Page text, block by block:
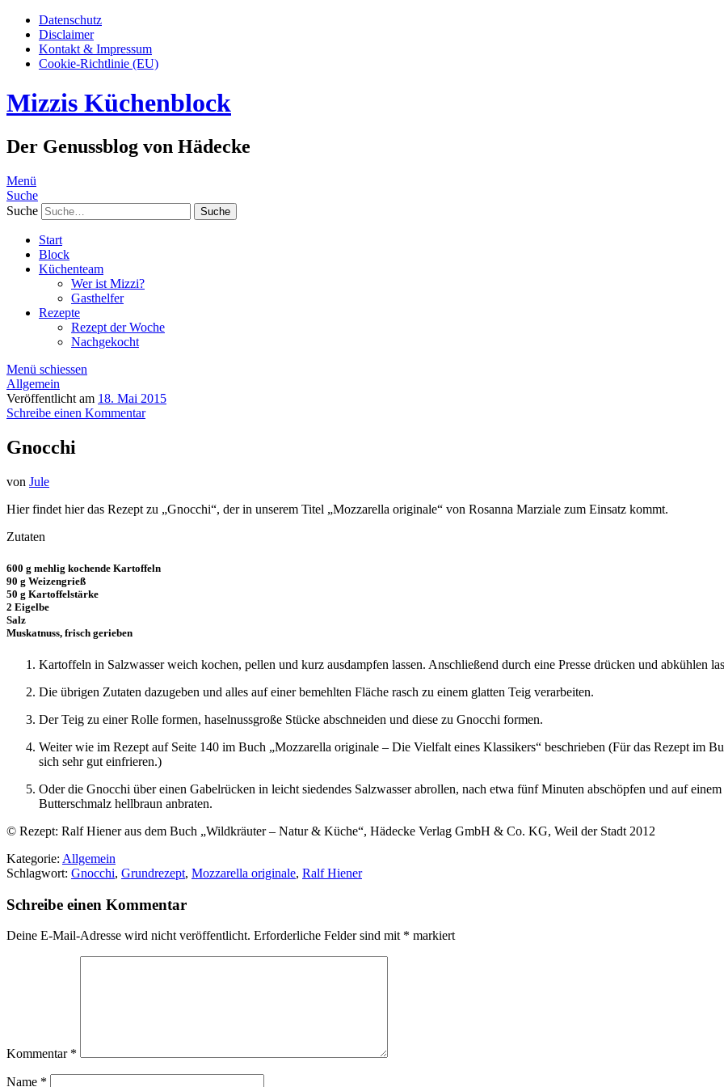
Datenschutz
Disclaimer
Kontakt & Impressum
Cookie-Richtlinie (EU)
Mizzis Küchenblock
Der Genussblog von Hädecke
Menü
Suche
Suche
Start
Block
Küchenteam
Wer ist Mizzi?
Gasthelfer
Rezepte
Rezept der Woche
Nachgekocht
Menü schiessen
Allgemein
Veröffentlicht am 18. Mai 2015
Schreibe einen Kommentar
Gnocchi
von Jule
Hier findet hier das Rezept zu „Gnocchi“, der in unserem Titel „Mozzarella originale“ von Rosanna Marziale zum Einsatz kommt.
Zutaten
600 g mehlig kochende Kartoffeln
90 g Weizengrieß
50 g Kartoffelstärke
2 Eigelbe
Salz
Muskatnuss, frisch gerieben
Kartoffeln in Salzwasser weich kochen, pellen und kurz ausdampfen lassen. Anschließend durch eine Presse drücken und abkühlen
Die übrigen Zutaten dazugeben und alles auf einer bemehlten Fläche rasch zu einem glatten Teig verarbeiten.
Der Teig zu einer Rolle formen, haselnussgroße Stücke abschneiden und diese zu Gnocchi formen.
Weiter wie im Rezept auf Seite 140 im Buch „Mozzarella originale – Die Vielfalt eines Klassikers“ beschrieben (Für das Rezept im
sich sehr gut einfrieren.)
Oder die Gnocchi über einen Gabelrücken in leicht siedendes Salzwasser abrollen, nach etwa fünf Minuten abschöpfen und auf
Butterschmalz hellbraun anbraten.
© Rezept: Ralf Hiener aus dem Buch „Wildkräuter – Natur & Küche“, Hädecke Verlag GmbH & Co. KG, Weil der Stadt 2012
Kategorie: Allgemein
Schlagwort: Gnocchi, Grundrezept, Mozzarella originale, Ralf Hiener
Schreibe einen Kommentar
Deine E-Mail-Adresse wird nicht veröffentlicht. Erforderliche Felder sind mit * markiert
Kommentar *
Name *